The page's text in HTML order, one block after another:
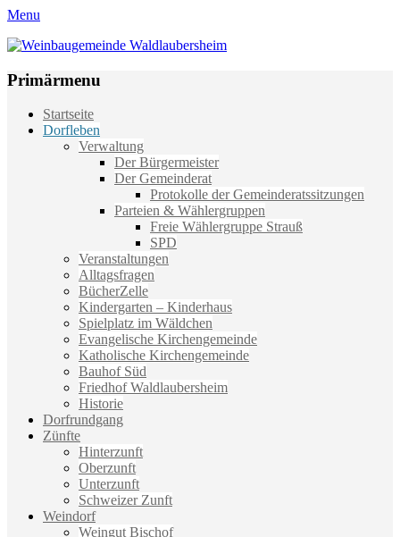
Menu
Weinbaugemeinde Waldlaubersheim
Primärmenu
Weiter
zum
Startseite
Dorfleben
Verwaltung
Der Bürgermeister
Der Gemeinderat
Protokolle der Gemeinderatssitzungen
Parteien & Wählergruppen
Freie Wählergruppe Strauß
SPD
Veranstaltungen
Alltagsfragen
BücherZelle
Kindergarten – Kinderhaus
Spielplatz im Wäldchen
Evangelische Kirchengemeinde
Katholische Kirchengemeinde
Bauhof Süd
Friedhof Waldlaubersheim
Historie
Dorfrundgang
Zünfte
Hinterzunft
Oberzunft
Unterzunft
Schweizer Zunft
Weindorf
Weingut Bischof